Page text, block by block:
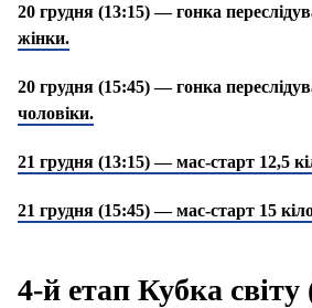
20 грудня (13:15) — гонка
жінки.
20 грудня (15:45) — гонка
чоловіки.
21 грудня (13:15) — мас-старт 12,5
21 грудня (15:45) — мас-старт 15
4-й етап Кубка